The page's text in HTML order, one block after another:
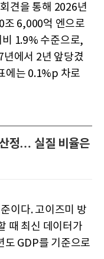
견을 통해 2026년
조 6,000억 엔으로
1.9% 수준으로,
년에서 2년 앞당겼
에는 0.1%p 차로
정… 실질 비율은
이다. 고이즈미 방
때 최신 데이터가
도 GDP를 기준으로